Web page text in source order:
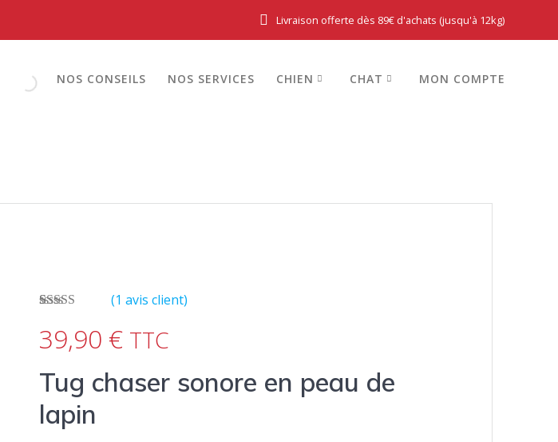
Livraison offerte dès 89€ d'achats (jusqu'à 12kg)
NOS CONSEILS NOS SERVICES CHIEN CHAT MON COMPTE
5 basé sur
notation
(1 avis client)
39,90 € TTC
Tug chaser sonore en peau de
lapin